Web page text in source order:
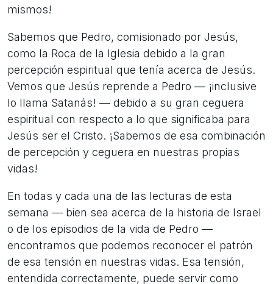
mismos!
Sabemos que Pedro, comisionado por Jesús,
como la Roca de la Iglesia debido a la gran
percepción espiritual que tenía acerca de Jesús.
Vemos que Jesús reprende a Pedro — ¡inclusive
lo llama Satanás! — debido a su gran ceguera
espiritual con respecto a lo que significaba para
Jesús ser el Cristo. ¡Sabemos de esa combinación
de percepción y ceguera en nuestras propias
vidas!
En todas y cada una de las lecturas de esta
semana — bien sea acerca de la historia de Israel
o de los episodios de la vida de Pedro —
encontramos que podemos reconocer el patrón
de esa tensión en nuestras vidas. Esa tensión,
entendida correctamente, puede servir como